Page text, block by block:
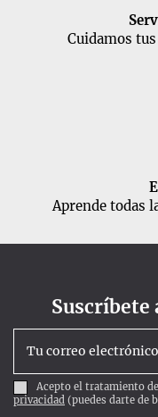
Cuidamos
Aprende todas
Acepto el tratamiento
privacidad (puedes darte de